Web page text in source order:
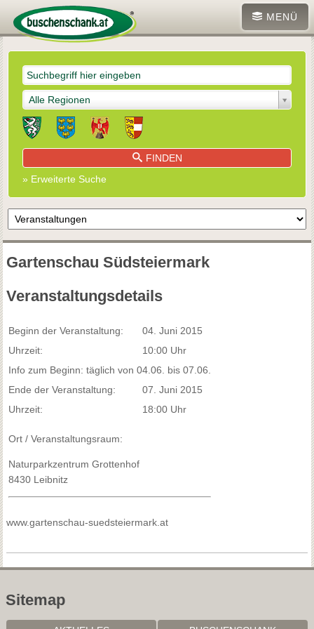
MENÜ
Alle Regionen
FINDEN
» Erweiterte Suche
Gartenschau Südsteiermark
Veranstaltungsdetails
Beginn der Veranstaltung:
04. Juni 2015
Uhrzeit:
10:00 Uhr
Info zum Beginn: täglich von 04.06. bis 07.06.
Ende der Veranstaltung:
07. Juni 2015
Uhrzeit:
18:00 Uhr
Ort / Veranstaltungsraum:
Naturparkzentrum Grottenhof
8430 Leibnitz
www.gartenschau-suedsteiermark.at
Sitemap